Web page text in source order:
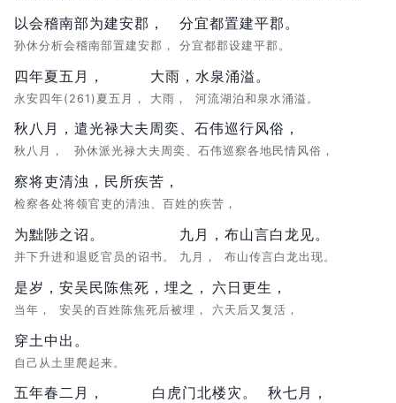
以会稽南部为建安郡，
孙休分析会稽南部置建安郡，
分宜都置建平郡。
分宜都郡设建平郡。
四年夏五月，
永安四年(261)夏五月，
大雨，
大雨，
水泉涌溢。
河流湖泊和泉水涌溢。
秋八月，
秋八月，
遣光禄大夫周奕、石伟巡行风俗，
孙休派光禄大夫周奕、石伟巡察各地民情风俗，
察将吏清浊，民所疾苦，
检察各处将领官吏的清浊、百姓的疾苦，
为黜陟之诏。
并下升进和退贬官员的诏书。
九月，
九月，
布山言白龙见。
布山传言白龙出现。
是岁，
当年，
安吴民陈焦死，埋之，
安吴的百姓陈焦死后被埋，
六日更生，
六天后又复活，
穿土中出。
自己从土里爬起来。
五年春二月， 白虎门北楼灾。 秋七月，